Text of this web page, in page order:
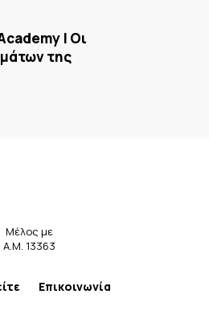
| Οι
της
Μέλος με
Α.Μ. 13363
Επικοινωνία